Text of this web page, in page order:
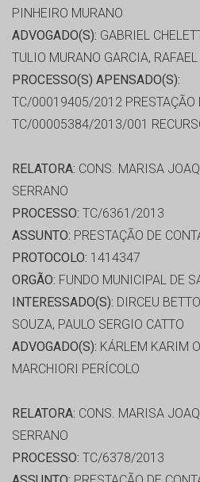
PINHEIRO MURANO
ADVOGADO(S): GABRIEL
TULIO MURANO GARCIA,
PROCESSO(S) APENSADO(S):
TC/00019405/2012 PRESTAÇÃO
TC/00005384/2013/001
RELATORA: CONS. MARISA
SERRANO
PROCESSO: TC/6361/2013
ASSUNTO: PRESTAÇÃO DE
PROTOCOLO: 1414347
ORGÃO: FUNDO MUNICIPAL DE
INTERESSADO(S): DIRCEU
SOUZA, PAULO SERGIO CATTO
ADVOGADO(S): KÁRLEM KARIM
MARCHIORI PERÍCOLO
RELATORA: CONS. MARISA
SERRANO
PROCESSO: TC/6378/2013